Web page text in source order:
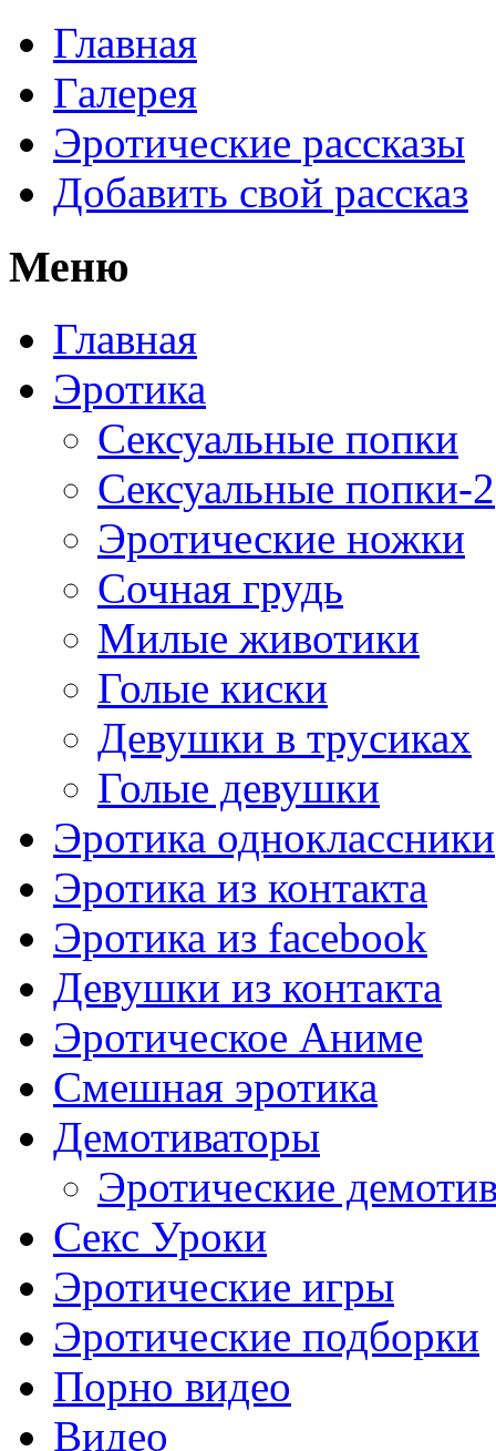
Главная
Галерея
Эротические рассказы
Добавить свой рассказ
Меню
Главная
Эротика
Сексуальные попки
Сексуальные попки-2
Эротические ножки
Сочная грудь
Милые животики
Голые киски
Девушки в трусиках
Голые девушки
Эротика одноклассники
Эротика из контакта
Эротика из facebook
Девушки из контакта
Эротическое Аниме
Смешная эротика
Демотиваторы
Эротические
Секс Уроки
Эротические игры
Эротические подборки
Порно видео
Видео